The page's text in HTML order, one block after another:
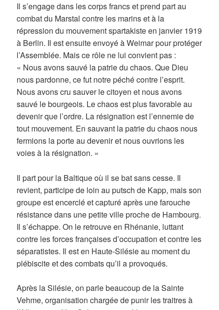
Il s’engage dans les corps francs et prend part au
combat du Marstal contre les marins et à la
répression du mouvement spartakiste en janvier 1919
à Berlin. Il est ensuite envoyé à Weimar pour protéger
l’Assemblée. Mais ce rôle ne lui convient pas :
« Nous avons sauvé la patrie du chaos. Que Dieu
nous pardonne, ce fut notre péché contre l’esprit.
Nous avons cru sauver le citoyen et nous avons
sauvé le bourgeois. Le chaos est plus favorable au
devenir que l’ordre. La résignation est l’ennemie de
tout mouvement. En sauvant la patrie du chaos nous
fermions la porte au devenir et nous ouvrions les
voies à la résignation. »
Il part pour la Baltique où il se bat sans cesse. Il
revient, participe de loin au putsch de Kapp, mais son
groupe est encerclé et capturé après une farouche
résistance dans une petite ville proche de Hambourg.
Il s’échappe. On le retrouve en Rhénanie, luttant
contre les forces françaises d’occupation et contre les
séparatistes. Il est en Haute-Silésie au moment du
plébiscite et des combats qu’il a provoqués.
Après la Silésie, on parle beaucoup de la Sainte
Vehme, organisation chargée de punir les traitres à